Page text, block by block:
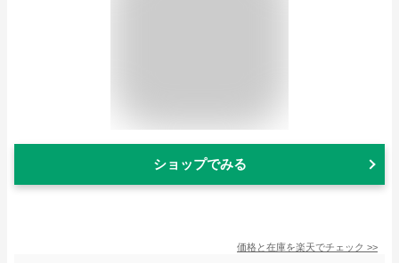
ショップでみる
価格と在庫を楽天でチェック >>